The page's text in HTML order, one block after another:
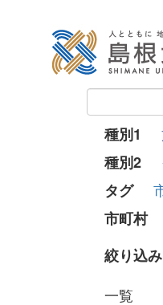
種別1
種別2
タグ
市町村
絞り込み
一覧